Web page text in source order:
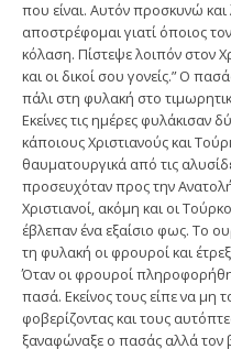
που είναι. Αυτόν προσκυνώ
αποστρέφομαι γιατί όποιος
κόλαση. Πίστεψε λοιπόν στον
και οι δικοί σου γονείς.” Ο
πάλι στη φυλακή στο
Εκείνες τις ημέρες φυλάκισαν
κάποιους Χριστιανούς και
θαυματουργικά από τις
προσευχόταν προς την Ανατολή.
Χριστιανοί, ακόμη και οι
έβλεπαν ένα εξαίσιο φως. Το
τη φυλακή οι φρουροί και
Όταν οι φρουροί
πασά. Εκείνος τους είπε να μη
φοβερίζοντας και τους
ξαναφώναξε ο πασάς αλλά τον